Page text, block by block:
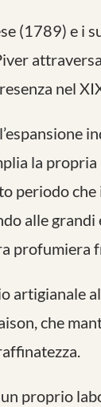
(1789) e i
nel
la
periodo
alle
profumiera
artigianale
che
proprio